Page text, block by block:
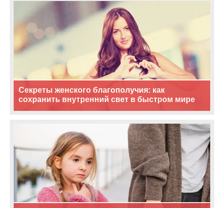
Секреты женского благополучия: как
сохранить внутренний свет в быстром мире